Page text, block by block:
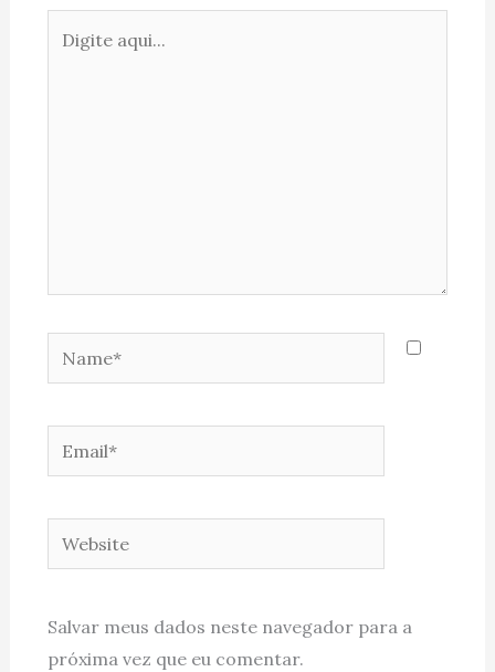
aqui...
Website
Salvar meus dados neste navegador para a
próxima vez que eu comentar.